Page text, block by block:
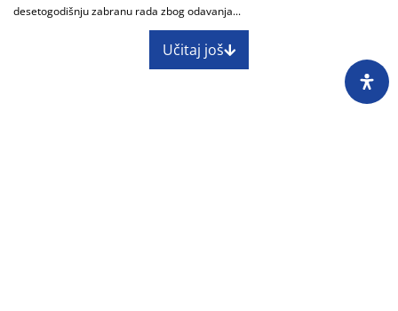
desetogodišnju zabranu rada zbog odavanja...
Učitaj još